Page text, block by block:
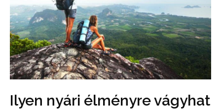
Ilyen nyári élményre vágyhat